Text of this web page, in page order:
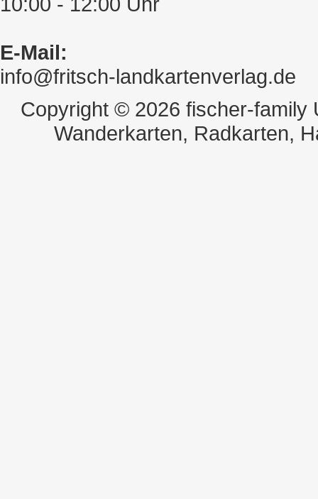
E-Mail:
info@fritsch-landkartenverlag.de
Copyright © 2026 fischer-family
Wanderkarten, Radkarten,